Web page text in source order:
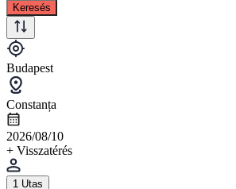
Keresés
Budapest
Constanța
2026/08/10
+ Visszatérés
1 Utas